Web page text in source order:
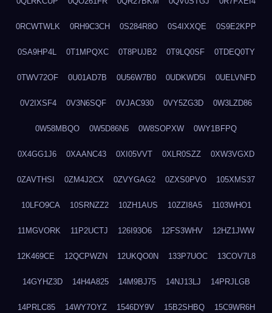
0RCWTWLK 0RH9C3CH 0S284R8O 0S4IXXQE 0S9E2KPP
0SA9HP4L 0T1MPQXC 0T8PUJB2 0T9LQ0SF 0TDEQ0TY
0TWV72OF 0U01AD7B 0U56W7B0 0UDKWD5I 0UELVNFD
0V2IXSF4 0V3N6SQF 0VJAC930 0VY5ZG3D 0W3LZD86
0W58MBQO 0W5D86N5 0W8SOPXW 0WY1BFPQ
0X4GG1J6 0XAANC43 0XI05VVT 0XLR0SZZ 0XW3VGXD
0ZAVTHSI 0ZM4J2CX 0ZVYGAG2 0ZXS0PVO 105XMS37
10LFO9CA 10SRNZZ2 10ZH1AUS 10ZZI8A5 1103WHO1
11MGVORK 11P2UCTJ 126I93O6 12FS3WHV 12HZ1JWW
12K469CE 12QCPWZN 12UKQO0N 133P7UOC 13COV7L8
14GYHZ3D 14H4A825 14M9BJ75 14NJ13LJ 14PRJLGB
14PRLC85 14WY7OYZ 1546DY9V 15B2SHBQ 15C9WR6H